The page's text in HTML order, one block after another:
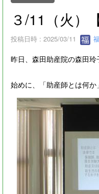
３/11（火）
投稿日時 : 2025/03/11
昨日、森田助産院の森田玲
始めに、「助産師とは何か